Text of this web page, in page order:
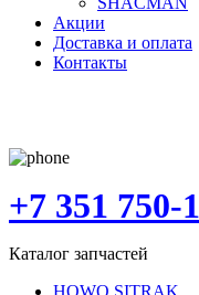
Акции
Доставка и оплата
Контакты
+7 351 750-
Каталог запчастей
HOWO SITRAK